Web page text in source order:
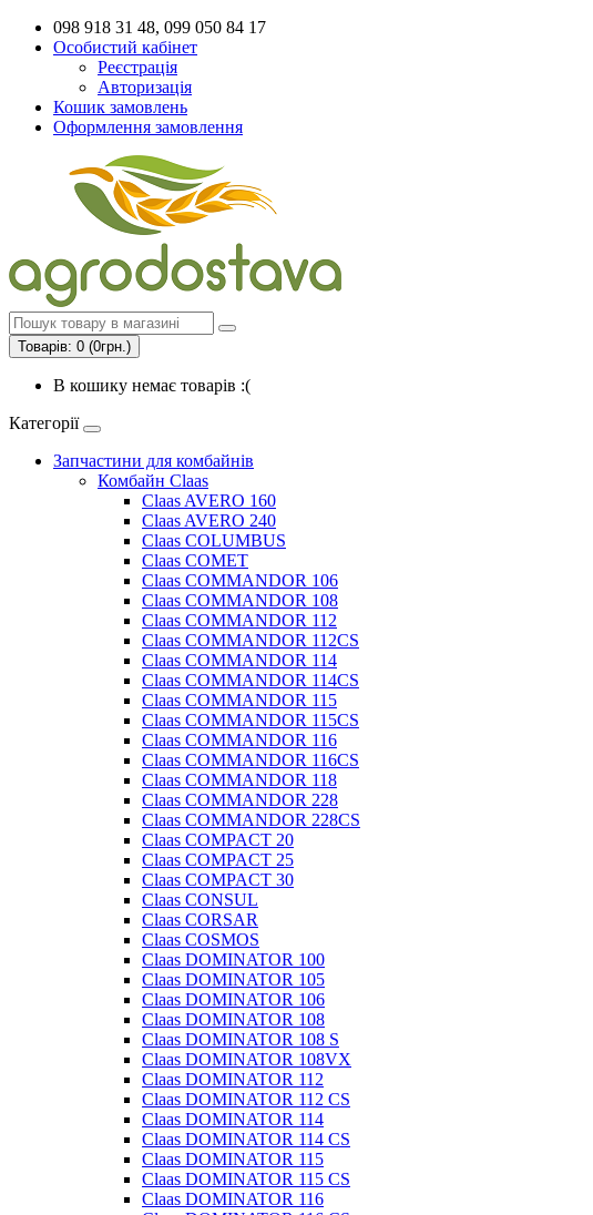
098 918 31 48, 099 050 84 17
Особистий кабінет
Реєстрація
Авторизація
Кошик замовлень
Оформлення замовлення
Товарів: 0 (0грн.)
В кошику немає товарів :(
Категорії
Запчастини для комбайнів
Комбайн Claas
Claas AVERO 160
Claas AVERO 240
Claas COLUMBUS
Claas COMET
Claas COMMANDOR 106
Claas COMMANDOR 108
Claas COMMANDOR 112
Claas COMMANDOR 112CS
Claas COMMANDOR 114
Claas COMMANDOR 114CS
Claas COMMANDOR 115
Claas COMMANDOR 115CS
Claas COMMANDOR 116
Claas COMMANDOR 116CS
Claas COMMANDOR 118
Claas COMMANDOR 228
Claas COMMANDOR 228CS
Claas COMPACT 20
Claas COMPACT 25
Claas COMPACT 30
Claas CONSUL
Claas CORSAR
Claas COSMOS
Claas DOMINATOR 100
Claas DOMINATOR 105
Claas DOMINATOR 106
Claas DOMINATOR 108
Claas DOMINATOR 108 S
Claas DOMINATOR 108VX
Claas DOMINATOR 112
Claas DOMINATOR 112 CS
Claas DOMINATOR 114
Claas DOMINATOR 114 CS
Claas DOMINATOR 115
Claas DOMINATOR 115 CS
Claas DOMINATOR 116